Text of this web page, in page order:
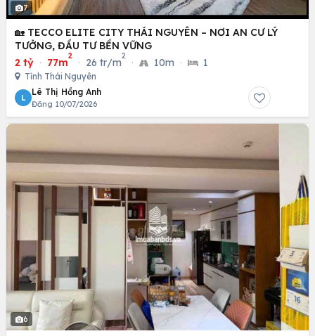
7
🏡 TECCO ELITE CITY THÁI NGUYÊN – NƠI AN CƯ LÝ
TƯỞNG, ĐẦU TƯ BỀN VỮNG
2 tỷ · 77m
2
· 26 tr/m
2
· 10m · 1
Tỉnh Thái Nguyên
L
Lê Thị Hồng Anh
Đăng 10/07/2026
6